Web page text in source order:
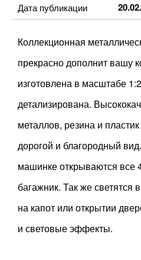
Дата публикации
Коллекционная
прекрасно дополнит вашу
изготовлена в масштабе
детализирована.
металлов, резина и
дорогой и благородный
машинке открываются все
багажник. Так же
на капот или открытии
и световые эффекты.